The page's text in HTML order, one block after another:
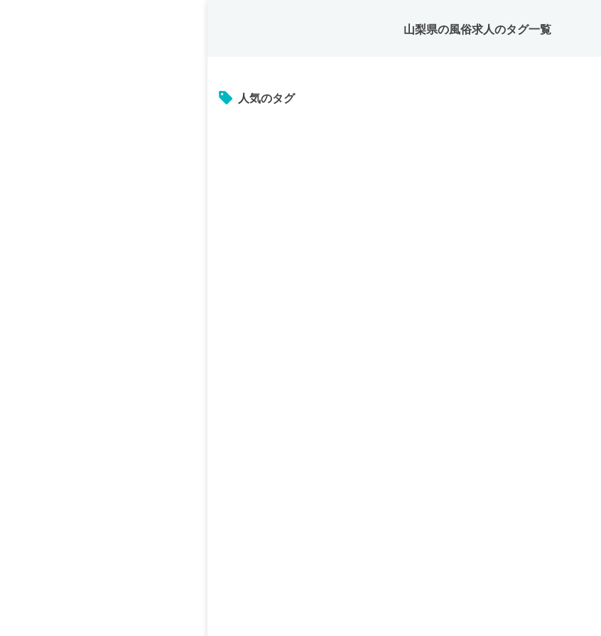
山梨県の風俗求人のタグ一覧
人気のタグ